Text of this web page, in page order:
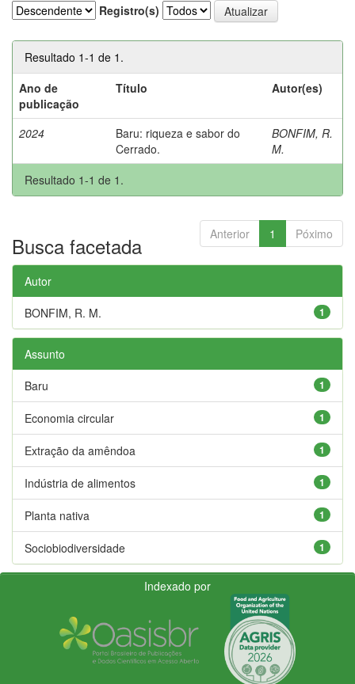
Registro(s)
Resultado 1-1 de 1.
Ano de
publicação
Título Autor(es)
2024
Baru: riqueza e sabor do
Cerrado.
BONFIM, R.
M.
Resultado 1-1 de 1.
Anterior 1 Póximo
Busca facetada
Autor
1
BONFIM, R. M.
Assunto
1
Baru
1
Economia circular
1
Extração da amêndoa
1
Indústria de alimentos
1
Planta nativa
1
Sociobiodiversidade
Indexado por